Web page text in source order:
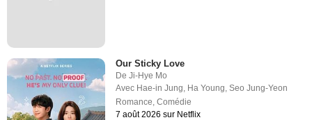
Our Sticky Love
DeJi-Hye Mo
Avec Hae-in Jung Ha Young ,Seo Jung-Yeon
Romance ,Comédie
7 août 2026 sur Netflix